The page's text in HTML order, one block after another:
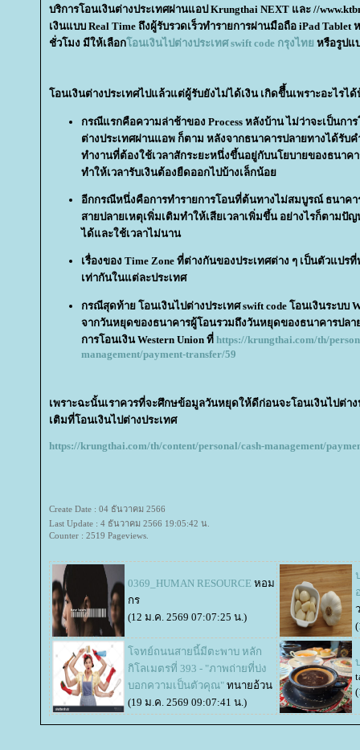
บริการโอนเงินต่างประเทศผ่านแอป Krungthai NEXT และ //
เงินแบบ Real Time ถึงผู้รับรวดเร็วทำรายการผ่านมือถือ iPad
ชั่วโมง มีให้เลือกอนเงินไปต่างประเทศ swift code กรุงไท หรือรูปแ
อนเงินต่างประเทศไปแล้วแต่ผู้รับยังไม่ได้เงิน เกิดขึึ้นเพราะอะไรได้
กรณีแรกคือความล่าช้าของ Process หลังบ้าน ไม่ว่าจะเป็นกา
ต่างประเทศผ่านแอพ ก็ตาม หลังจากธนาคารปลายทางได้รับ
ทำงานที่ต้องใช้เวลาสักระยะหนึ่งขึ้นอยู่กับนโยบายของธนาค
ทำให้เวลารับเงินต้องยืดออกไปบ้างเล็กน้อ
อีกกรณีหนึ่งคือการทำรายการโอนที่ต้นทางไม่สมบูรณ์ ธนาคา
สายปลายเหตุเพิ่มเติมทำให้เสียเวลาเพิ่มขึ้น อย่างไรก็ตามปั
ได้และใช้เวลาไม่นาน
เรื่องของ Time Zone ที่ต่างกันของประเทศต่าง ๆ เป็นตัวแปร
เท่ากันในแต่ละประเทศ
กรณีสุดท้าย โอนเงินไปต่างประเทศ swift code โอนเงินระบบ
จากวันหยุดของธนาคารผู้โอนรวมถึงวันหยุดของธนาคารปลา
การโอนเงิน Western Union ที่ https://krungthai.com/th/
management/payment-transfer/59
เพราะฉะนั้นเราควรที่จะศึกษข้อมูลวันหยุดให้ดีก่อนจะโอนเงินไปต่าง
เติมที่โอนเงินไปต่างประเทศ
https://krungthai.com/th/content/personal/cash-management/
Create Date : 04 ธันวาคม 2566
Last Update : 4 ธันวาคม 2566 19:05:42 น.
Counter : 2519 Pageviews.
0369_HUMAN RESOURCE หอม
กร
(12 ม.ค. 2569 07:07:25 น.)
จทย์ถนนสายนี้มีตะพาบ หลัก
กิโลเมตรที่ 393 - "ภาพถ่ายที่บ่ง
บอกความเป็นตัวคุณ" ทนายอ้วน
(19 ม.ค. 2569 09:07:41 น.)